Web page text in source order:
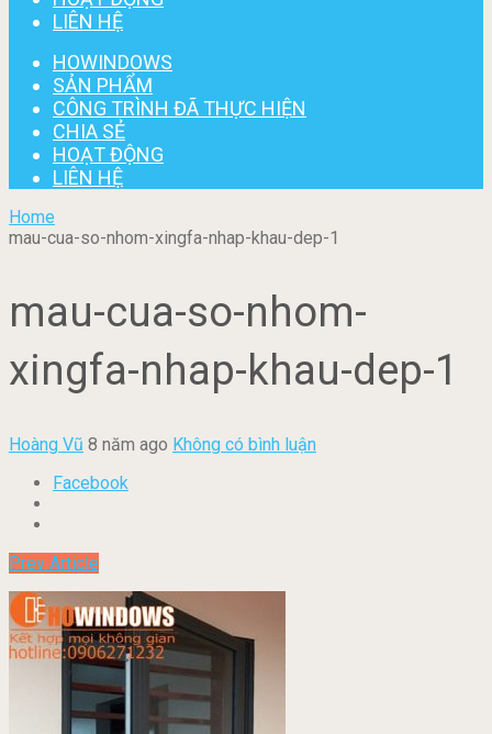
LIÊN HỆ
HOWINDOWS
SẢN PHẨM
CÔNG TRÌNH ĐÃ THỰC HIỆN
CHIA SẺ
HOẠT ĐỘNG
LIÊN HỆ
Home
mau-cua-so-nhom-xingfa-nhap-khau-dep-1
mau-cua-so-nhom-
xingfa-nhap-khau-dep-1
Hoàng Vũ 8 năm ago Không có bình luận
Facebook
Prev Article